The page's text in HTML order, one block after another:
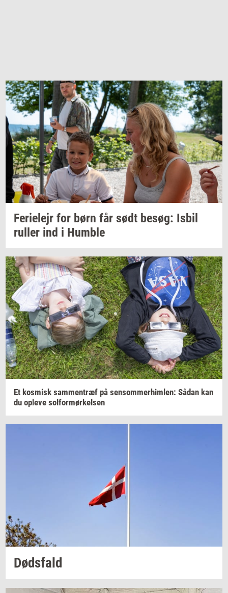
Fe­ri­e­lejr for børn får sødt besøg: Isbil
rul­ler ind i Hum­b­le
Et kos­misk sam­men­træf på sen­som­mer­him­len: Sådan kan
du op­le­ve sol­for­mør­kel­sen
Døds­fald